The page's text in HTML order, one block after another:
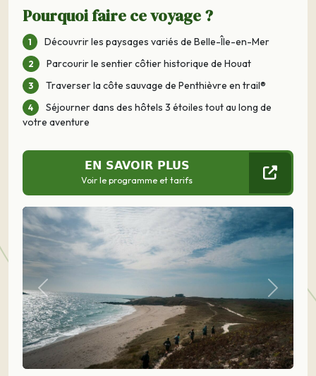
Pourquoi faire ce voyage ?
Découvrir les paysages variés de Belle-Île-en-Mer
Parcourir le sentier côtier historique de Houat
Traverser la côte sauvage de Penthièvre en trail®
Séjourner dans des hôtels 3 étoiles tout au long de
votre aventure
EN SAVOIR PLUS
Voir le programme et tarifs
Précédent Suivant